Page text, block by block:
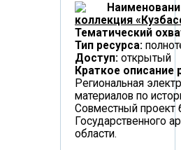
коллекция
Тематический
Тип ресурса:
Доступ: открытый
Краткое описание
Региональная
материалов по
Совместный проект
Государственного
области.